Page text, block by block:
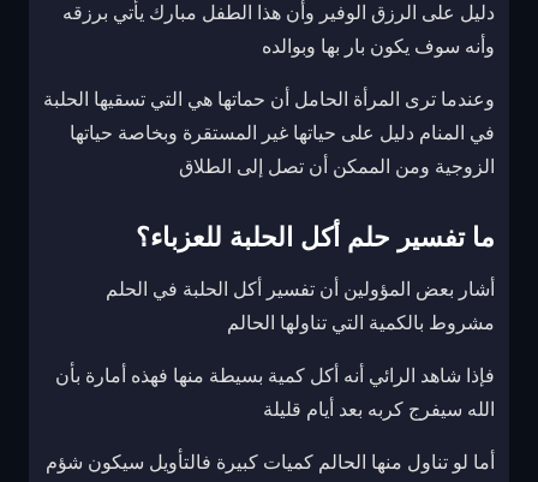
دليل على الرزق الوفير وأن هذا الطفل مبارك يأتي برزقه
وأنه سوف يكون بار بها وبوالده
وعندما ترى المرأة الحامل أن حماتها هي التي تسقيها الحلبة
في المنام دليل على حياتها غير المستقرة وبخاصة حياتها
الزوجية ومن الممكن أن تصل إلى الطلاق
ما تفسير حلم أكل الحلبة للعزباء؟
أشار بعض المؤولين أن تفسير أكل الحلبة في الحلم
مشروط بالكمية التي تناولها الحالم
فإذا شاهد الرائي أنه أكل كمية بسيطة منها فهذه أمارة بأن
الله سيفرج كربه بعد أيام قليلة
أما لو تناول منها الحالم كميات كبيرة فالتأويل سيكون شؤم